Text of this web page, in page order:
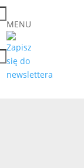
MENU